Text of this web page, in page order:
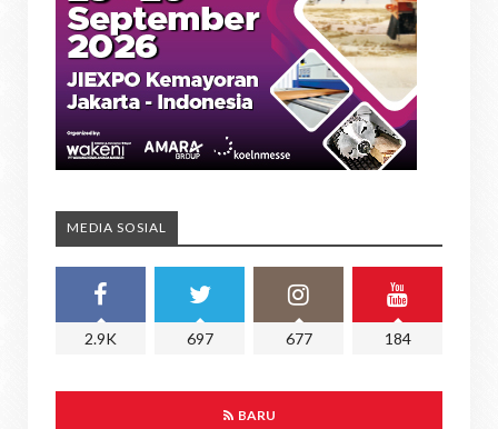
MEDIA SOSIAL
2.9K 697 677 184
BARU